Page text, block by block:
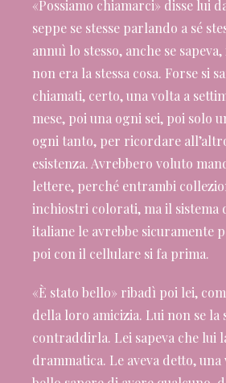
«Possiamo chiamarci» disse lui
seppe se stesse parlando a sé
annuì lo stesso, anche se
non era la stessa cosa. Forse si
chiamati, certo, una volta a
mese, poi una ogni sei, poi solo
ogni tanto, per ricordare
esistenza. Avrebbero voluto
lettere, perché entrambi
inchiostri colorati, ma il sistema
italiane le avrebbe sicuramente
poi con il cellulare si fa prima.
«È stato bello» ribadì poi lei,
della loro amicizia. Lui non se la
contraddirla. Lei sapeva che lui
drammatica. Le aveva detto, una